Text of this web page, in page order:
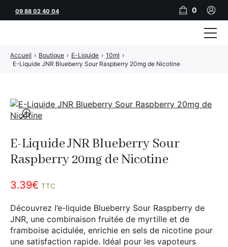
🔍
E-Liquide JNR Blueberry Sour
Raspberry 20mg de Nicotine
3.39€ TTC
Découvrez l’e-liquide Blueberry Sour Raspberry de
JNR, une combinaison fruitée de myrtille et de
framboise acidulée, enrichie en sels de nicotine pour
une satisfaction rapide. Idéal pour les vapoteurs
Accueil › Boutique › E-Liquide › 10ml ›
E-Liquide JNR Blueberry Sour Raspberry 20mg de Nicotine
09 88 02 40 04 0
Tubeuses
Feuilles
Filtres
Rouleuses
Briquets
Vape
JNR
Adalya
CBD
Divers